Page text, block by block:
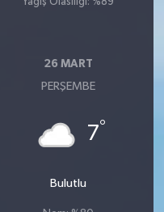
26 MART
PERŞEMBE
7°
Bulutlu